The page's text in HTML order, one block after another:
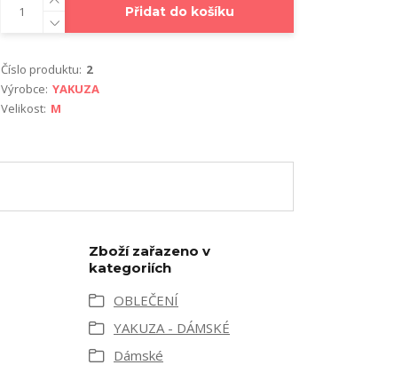
Přidat do košíku
Číslo produktu: 2
Výrobce: YAKUZA
Velikost: M
Zboží zařazeno v
kategoriích
OBLEČENÍ
YAKUZA - DÁMSKÉ
Dámské